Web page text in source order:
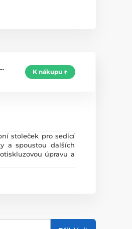
K nákupu
stoleček pro sedící
a spoustou dalších
úpravu a